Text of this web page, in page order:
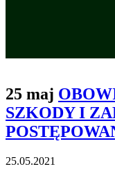
25 maj
SZKODY I
25.05.2021